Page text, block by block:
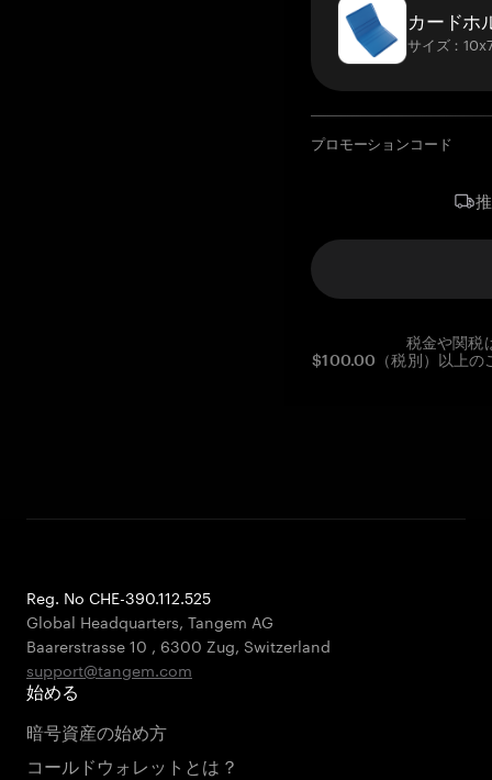
カードホ
サイズ：
プロモーションコード
税金や関税
$100.00（税別）以上の
Reg. No CHE-390.112.525
Global Headquarters, Tangem AG
Baarerstrasse 10 , 6300 Zug, Switzerland
support@tangem.com
始める
暗号資産の始め方
コールドウォレットとは？